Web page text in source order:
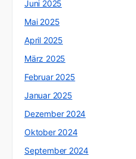
Juni 2025
Mai 2025
April 2025
März 2025
Februar 2025
Januar 2025
Dezember 2024
Oktober 2024
September 2024